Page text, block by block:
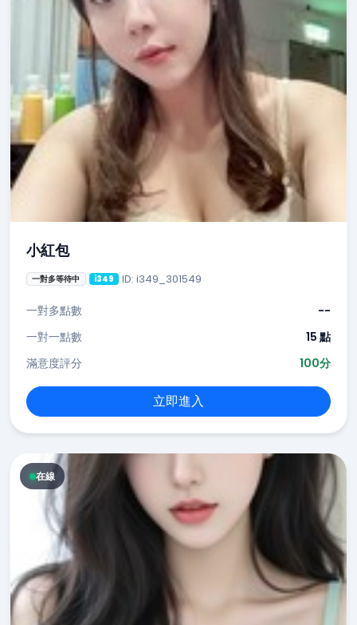
小紅包
一對多等待中 i349 ID: i349_301549
一對多點數
--
一對一點數
15 點
滿意度評分
100分
立即進入
在線